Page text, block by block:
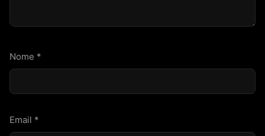
Nome *
Email *